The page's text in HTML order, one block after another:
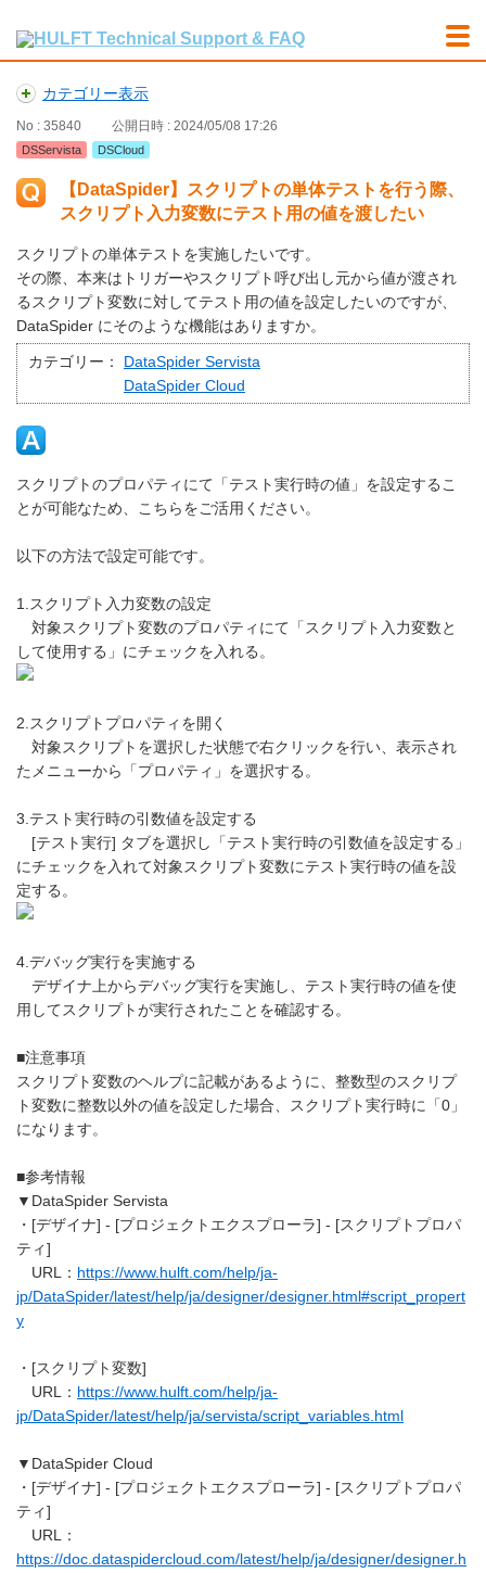
カテゴリー表示
No : 35840 公開日時 : 2024/05/08 17:26
DSServista DSCloud
【DataSpider】スクリプトの単体テストを行う際、
スクリプト入力変数にテスト用の値を渡したい
スクリプトの単体テストを実施したいです。
その際、本来はトリガーやスクリプト呼び出し元から値が渡され
るスクリプト変数に対してテスト用の値を設定したいのですが、
DataSpider にそのような機能はありますか。
カテゴリー：
DataSpider Servista
DataSpider Cloud
スクリプトのプロパティにて「テスト実行時の値」を設定するこ
とが可能なため、こちらをご活用ください。
以下の方法で設定可能です。
1.スクリプト入力変数の設定
対象スクリプト変数のプロパティにて「スクリプト入力変数と
して使用する」にチェックを入れる。
2.スクリプトプロパティを開く
対象スクリプトを選択した状態で右クリックを行い、表示され
たメニューから「プロパティ」を選択する。
3.テスト実行時の引数値を設定する
[テスト実行] タブを選択し「テスト実行時の引数値を設定する」
にチェックを入れて対象スクリプト変数にテスト実行時の値を設
定する。
4.デバッグ実行を実施する
デザイナ上からデバッグ実行を実施し、テスト実行時の値を使
用してスクリプトが実行されたことを確認する。
■注意事項
スクリプト変数のヘルプに記載があるように、整数型のスクリプ
ト変数に整数以外の値を設定した場合、スクリプト実行時に「0」
になります。
■参考情報
▼DataSpider Servista
・[デザイナ] - [プロジェクトエクスプローラ] - [スクリプトプロパ
ティ]
URL： https://www.hulft.com/help/ja-
jp/DataSpider/latest/help/ja/designer/designer.html#script_propert
y
・[スクリプト変数]
URL： https://www.hulft.com/help/ja-
jp/DataSpider/latest/help/ja/servista/script_variables.html
▼DataSpider Cloud
・[デザイナ] - [プロジェクトエクスプローラ] - [スクリプトプロパ
ティ]
URL：
https://doc.dataspidercloud.com/latest/help/ja/designer/designer.h